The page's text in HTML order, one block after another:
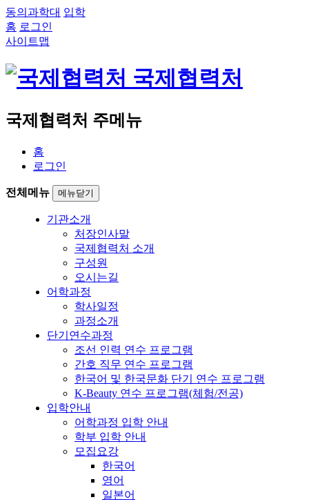
동의과학대 입학
홈 로그인
사이트맵
국제협력처
국제협력처 주메뉴
홈
로그인
전체메뉴 메뉴닫기
기관소개
처장인사말
국제협력처 소개
구성원
오시는길
어학과정
학사일정
과정소개
단기연수과정
조선 인력 연수 프로그램
간호 직무 연수 프로그램
한국어 및 한국문화 단기 연수 프로그램
K-Beauty 연수 프로그램(체험/전공)
입학안내
어학과정 입학 안내
학부 입학 안내
모집요강
한국어
영어
일본어